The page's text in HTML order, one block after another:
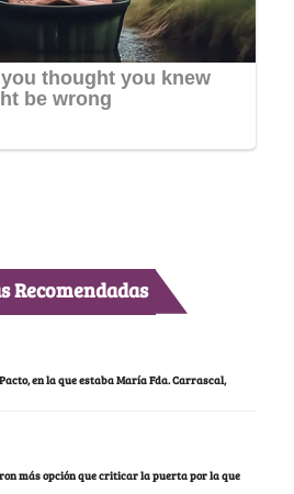
Recomendadas
en la que estaba María Fda. Carrascal,
más opción que criticar la puerta por la que